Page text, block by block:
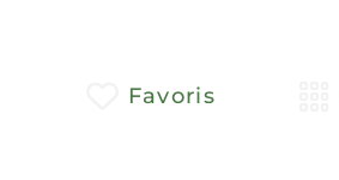
Favoris